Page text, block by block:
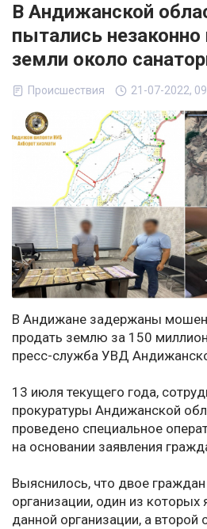
В Андижанской
пытались незаконно
земли около
Происшествия 21-07-2022,
В Андижане задержаны
продать землю за 150
пресс-служба УВД
13 июля текущего года,
прокуратуры Андижанской
проведено специальное
на основании заявления
Выяснилось, что двое
организации, один из которых
данной организации, а второй